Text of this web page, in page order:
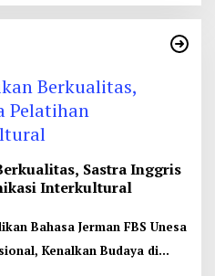
Sastra Inggris
Interkultural
Bahasa Jerman FBS Unesa
Kenalkan Budaya di